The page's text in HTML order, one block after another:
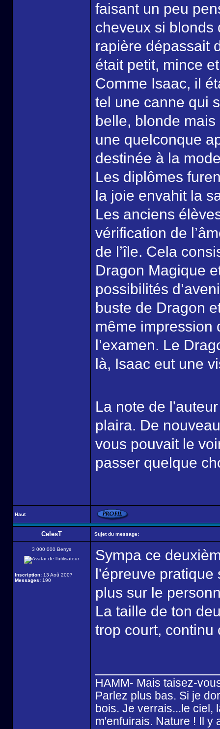
faisant un peu
cheveux si blonds
rapière dépassait
était petit, mince
Comme Isaac, il
tel une canne qui
belle, blonde
une quelconque
destinée à la
Les diplômes
la joie envahit la
Les anciens
vérification de
de l’île. Cela
Dragon Magique
possibilités
buste de Dragon
même impression
l’examen. Le
là, Isaac eut une
La note de
plaira. De
vous pouvait le
passer quelque
Haut
CelesT Sujet du message:
3 000 000 Berrys
Inscription: 13 Aoû 2007
Messages: 190
Sympa ce
l'épreuve pratique
plus sur le
La taille de ton
trop court, continu
HAMM- Mais taisez-
Parlez plus bas. Si je
bois. Je verrais...le ciel,
m'enfuirais. Nature ! Il y